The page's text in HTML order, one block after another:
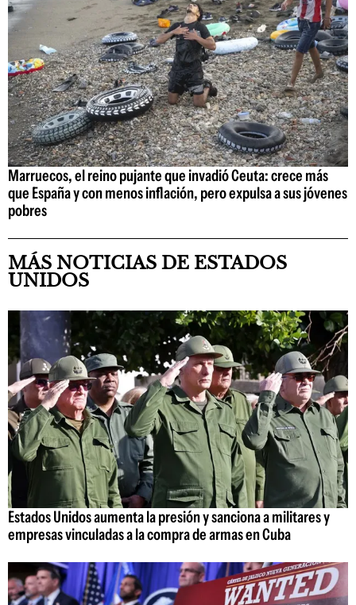
Marruecos, el reino pujante que invadió Ceuta: crece más
que España y con menos inflación, pero expulsa a sus jóvenes
pobres
MÁS NOTICIAS DE ESTADOS
UNIDOS
Estados Unidos aumenta la presión y sanciona a militares y
empresas vinculadas a la compra de armas en Cuba